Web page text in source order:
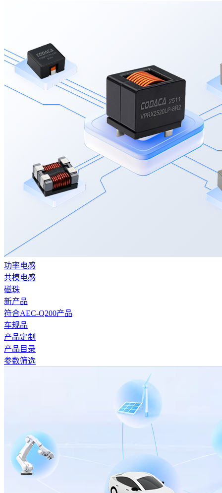
功率电感
共模电感
磁珠
新产品
符合AEC-Q200产品
车规品
产品定制
产品目录
参数筛选